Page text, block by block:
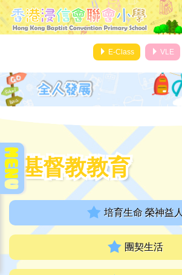
E-Class VLE
基督教教育
基督教教育
培育生命 榮神益人
團契生活